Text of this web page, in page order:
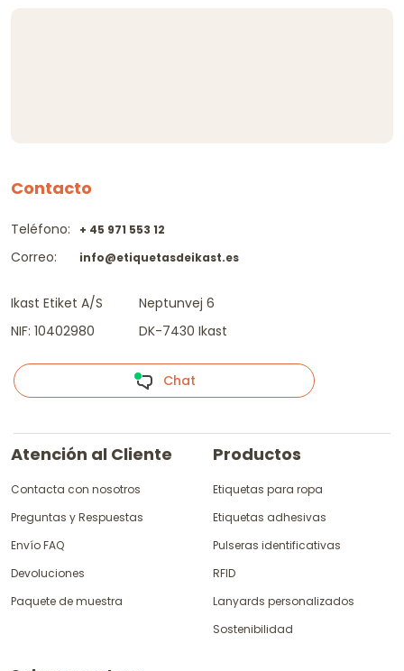
Contacto
Teléfono:
Correo:
+ 45 971 553 12
info@etiquetasdeikast.es
Ikast Etiket A/S
NIF: 10402980
Neptunvej 6
DK-7430 Ikast
Chat
Atención al Cliente
Contacta con nosotros
Preguntas y Respuestas
Envío FAQ
Devoluciones
Paquete de muestra
Productos
Etiquetas para ropa
Etiquetas adhesivas
Pulseras identificativas
RFID
Lanyards personalizados
Sostenibilidad